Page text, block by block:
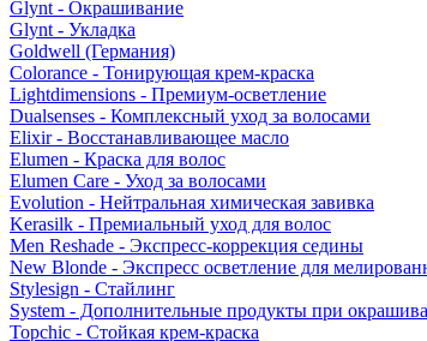
Glynt - Окрашивание
Glynt - Укладка
Goldwell (Германия)
Colorance - Тонирующая крем-краска
Lightdimensions - Премиум-осветление
Dualsenses - Комплексный уход за волосами
Elixir - Восстанавливающее масло
Elumen - Краска для волос
Elumen Care - Уход за волосами
Evolution - Нейтральная химическая завивка
Kerasilk - Премиальный уход для волос
Men Reshade - Экспресс-коррекция седины
New Blonde - Экспресс осветление для
Stylesign - Стайлинг
System - Дополнительные продукты при
Topchic - Стойкая крем-краска